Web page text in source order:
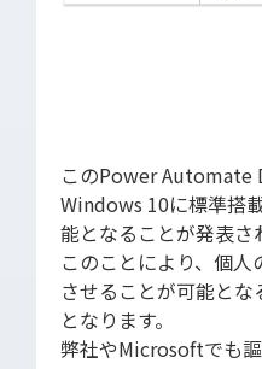
このPower Automate
Windows 10に標準搭
能となることが発表さ
このことにより、個
させることが可能と
となります。
弊社やMicrosoftでも